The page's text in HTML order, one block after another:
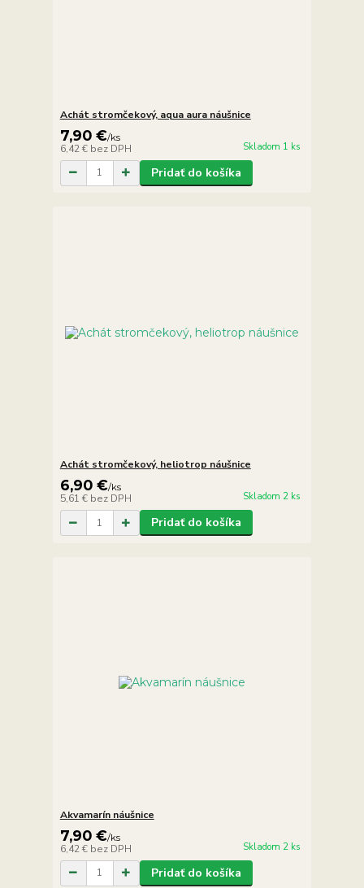
Achát stromčekový, aqua aura náušnice
7,90 €/ks
6,42 € bez DPH Skladom 1 ks
Pridať do košíka
Achát stromčekový, heliotrop náušnice
6,90 €/ks
5,61 € bez DPH Skladom 2 ks
Pridať do košíka
Akvamarín náušnice
7,90 €/ks
6,42 € bez DPH Skladom 2 ks
Pridať do košíka